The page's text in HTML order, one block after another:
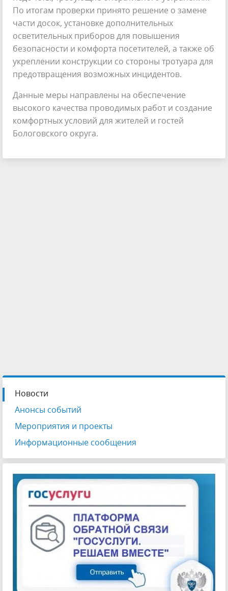
По итогам проверки принято решение о замене
части досок, установке дополнительных
осветительных приборов для повышения
безопасности и комфорта посетителей, а также об
укреплении конструкции со стороны тротуара для
предотвращения возможных инцидентов.
Данные меры направлены на обеспечение
высокого качества проводимых работ и создание
комфортных условий для жителей и гостей
Бологовского округа.
Новости
Анонсы событий
Мероприятия и проекты
Информационные сообщения